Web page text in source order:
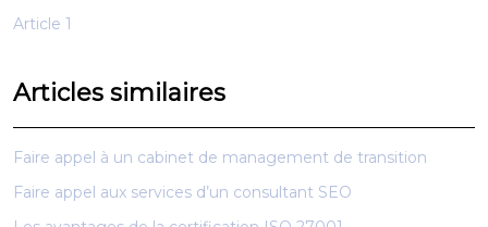
Article 1
Articles similaires
Faire appel à un cabinet de management de transition
Faire appel aux services d’un consultant SEO